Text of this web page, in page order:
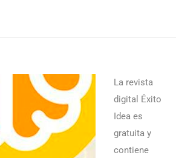
La revista
digital Éxito
Idea es
gratuita y
contiene